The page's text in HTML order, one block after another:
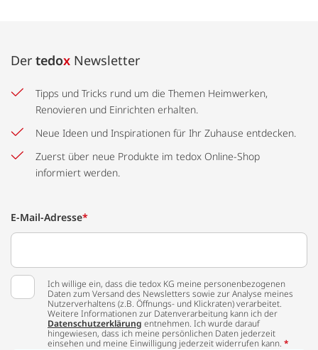
Der tedox Newsletter
Tipps und Tricks rund um die Themen Heimwerken,
Renovieren und Einrichten erhalten.
Neue Ideen und Inspirationen für Ihr Zuhause entdecken.
Zuerst über neue Produkte im tedox Online-Shop
informiert werden.
E-Mail-Adresse*
Ich willige ein, dass die tedox KG meine personenbezogenen
Daten zum Versand des Newsletters sowie zur Analyse meines
Nutzerverhaltens (z.B. Öffnungs- und Klickraten) verarbeitet.
Weitere Informationen zur Datenverarbeitung kann ich der
Datenschutzerklärung entnehmen. Ich wurde darauf
hingewiesen, dass ich meine persönlichen Daten jederzeit
einsehen und meine Einwilligung jederzeit widerrufen kann. *